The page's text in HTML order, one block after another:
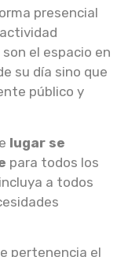
presencial
el espacio en
su día sino que
público y
lugar se
para todos los
a todos
pertenencia el